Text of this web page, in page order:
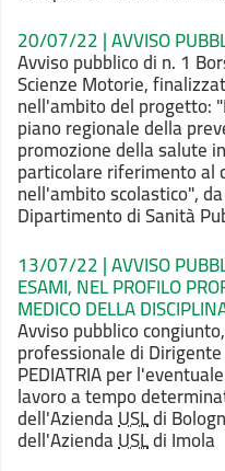
20/07/22 | AVVISO
Avviso pubblico di n. 1
Scienze Motorie,
nell'ambito del progetto:
piano regionale della
promozione della salute
particolare riferimento
nell'ambito scolastico",
Dipartimento di Sanità
13/07/22 | AVVISO
ESAMI, NEL PROFILO
MEDICO DELLA
Avviso pubblico
professionale di
PEDIATRIA per
lavoro a tempo
dell'AziendaUSLdi
dell'AziendaUSLdi Imola